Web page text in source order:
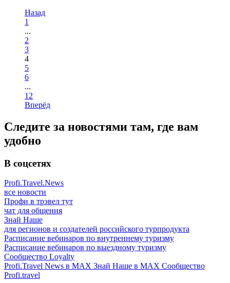
Назад
1
...
2
3
4
5
6
...
12
Вперёд
Следите за новостями там, где вам
удобно
В соцсетях
Profi.Travel.News
все новости
Профи в трэвел тут
чат для общения
Знай Наше
для регионов и создателей российского турпродукта
Расписание вебинаров по внутреннему туризму
Расписание вебинаров по выездному туризму
Сообщество Loyalty
Profi.Travel News в MAX Знай Наше в MAX Сообщество
Profi.travel